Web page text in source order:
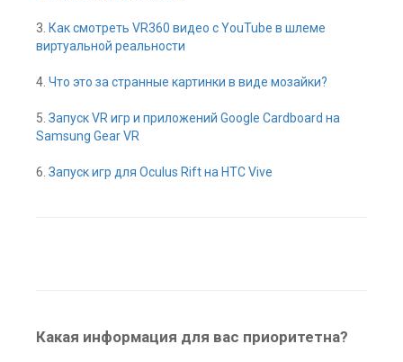
3. Как смотреть VR360 видео с YouTube в шлеме
виртуальной реальности
4. Что это за странные картинки в виде мозайки?
5. Запуск VR игр и приложений Google Cardboard на
Samsung Gear VR
6. Запуск игр для Oculus Rift на HTC Vive
Какая информация для вас приоритетна?